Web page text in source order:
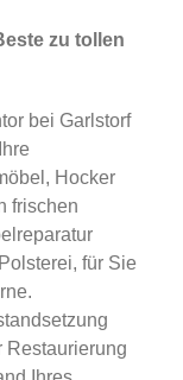
zu tollen
bei Garlstorf
Hocker
frischen
für Sie
Restaurierung